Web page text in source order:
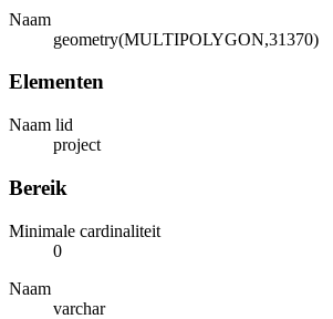
Naam
geometry(MULTIPOLYGON,31370)
Elementen
Naam lid
project
Bereik
Minimale cardinaliteit
0
Naam
varchar